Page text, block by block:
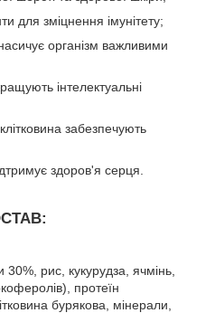
для зміцнення імунітету;
організм важливими
інтелектуальні
забезпечують
здоров'я серця.
рис, кукурудза, ячмінь,
протеїн
бурякова, мінерали,